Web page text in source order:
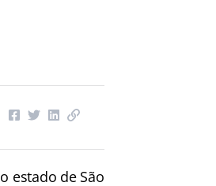
estado de São